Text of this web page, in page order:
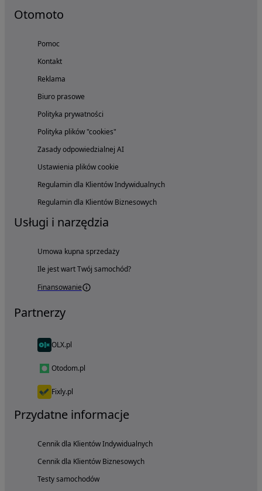
Otomoto
Pomoc
Kontakt
Reklama
Biuro prasowe
Polityka prywatności
Polityka plików "cookies"
Zasady odpowiedzialnej AI
Ustawienia plików cookie
Regulamin dla Klientów Indywidualnych
Regulamin dla Klientów Biznesowych
Usługi i narzędzia
Umowa kupna sprzedaży
Ile jest wart Twój samochód?
Finansowanie
Partnerzy
OLX.pl
Otodom.pl
Fixly.pl
Przydatne informacje
Cennik dla Klientów Indywidualnych
Cennik dla Klientów Biznesowych
Testy samochodów